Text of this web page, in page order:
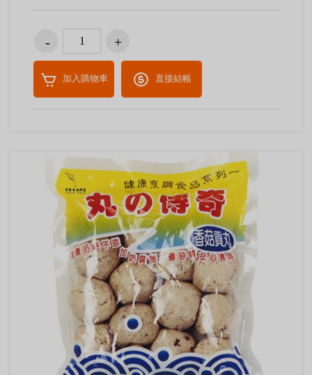
加入購物車 直接結帳